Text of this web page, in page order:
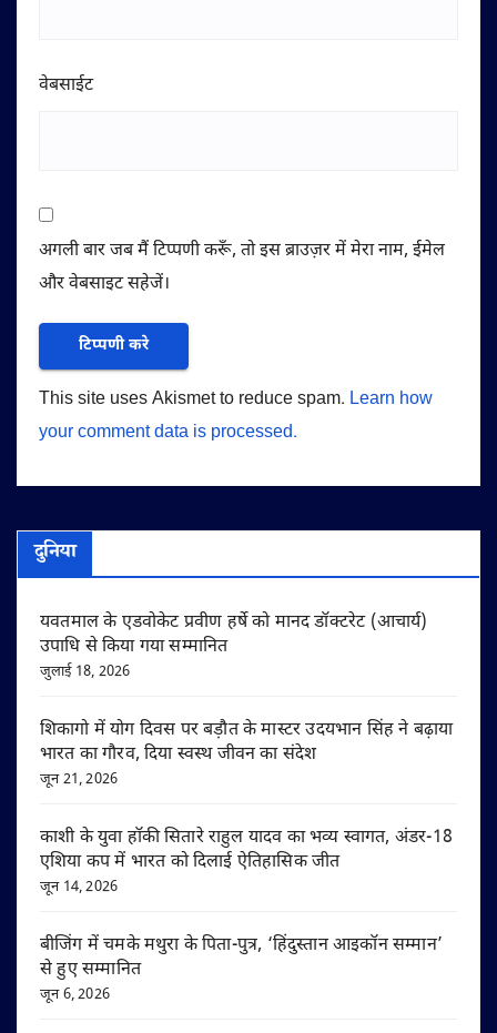
वेबसाईट
अगली बार जब मैं टिप्पणी करूँ, तो इस ब्राउज़र में मेरा नाम, ईमेल
और वेबसाइट सहेजें।
This site uses Akismet to reduce spam. Learn how
your comment data is processed.
दुनिया
यवतमाल के एडवोकेट प्रवीण हर्षे को मानद डॉक्टरेट (आचार्य)
उपाधि से किया गया सम्मानित
जुलाई 18, 2026
शिकागो में योग दिवस पर बड़ौत के मास्टर उदयभान सिंह ने बढ़ाया
भारत का गौरव, दिया स्वस्थ जीवन का संदेश
जून 21, 2026
काशी के युवा हॉकी सितारे राहुल यादव का भव्य स्वागत, अंडर-18
एशिया कप में भारत को दिलाई ऐतिहासिक जीत
जून 14, 2026
बीजिंग में चमके मथुरा के पिता-पुत्र, ‘हिंदुस्तान आइकॉन सम्मान’
से हुए सम्मानित
जून 6, 2026